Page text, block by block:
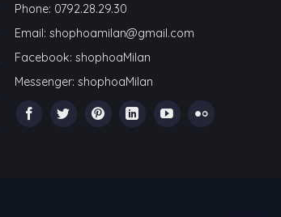
Phone: 0792.28.29.30
Email: shophoamilan@gmail.com
Facebook: shophoaMilan
Messenger: shophoaMilan